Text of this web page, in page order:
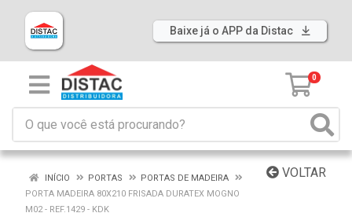
Baixe já o APP da Distac
0
VOLTAR
INÍCIO PORTAS
PORTAS DE MADEIRA
PORTA MADEIRA 80X210 FRISADA DURATEX MOGNO
M02 - REF.1429 - KDK